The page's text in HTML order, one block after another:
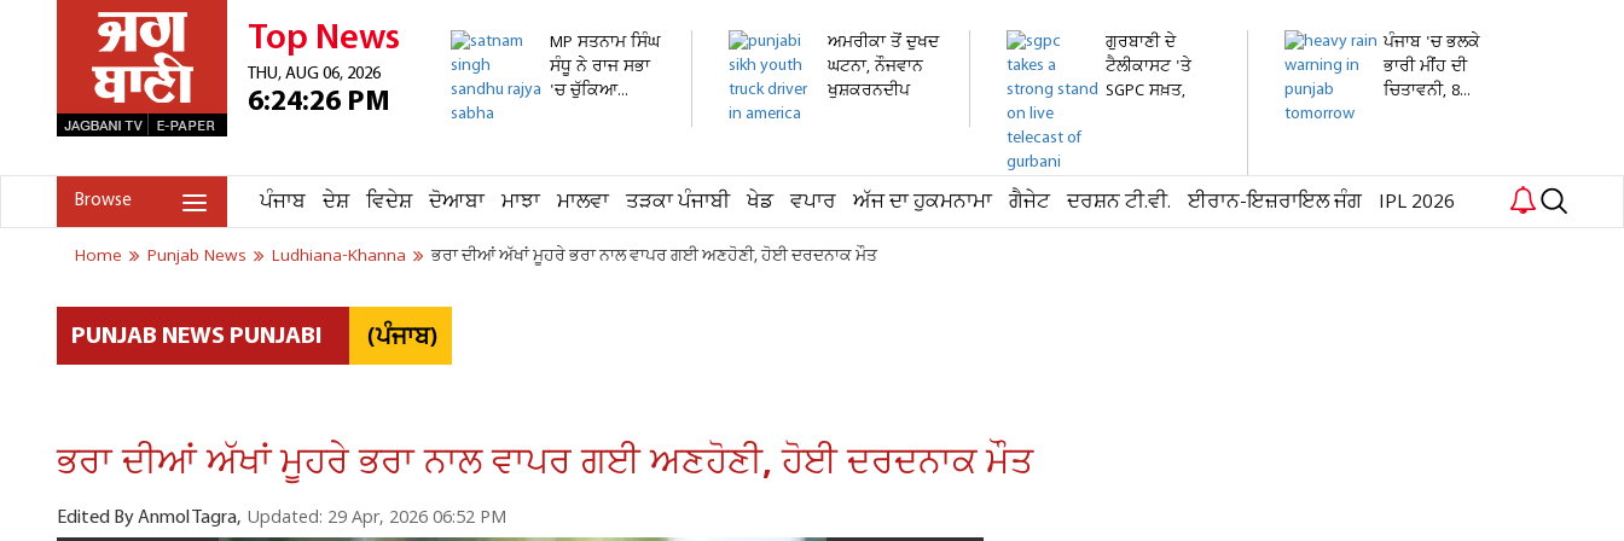
Top News
THU, AUG 06, 2026
6:24:26 PM
MP ਸਤਨਾਮ ਸਿੰਘ
ਸੰਧੂ ਨੇ ਰਾਜ ਸਭਾ
'ਚ ਚੁੱਕਿਆ...
ਅਮਰੀਕਾ ਤੋਂ ਦੁਖਦ
ਘਟਨਾ, ਨੌਜਵਾਨ
ਖੁਸ਼ਕਰਨਦੀਪ
ਗੁਰਬਾਣੀ ਦੇ
ਟੈਲੀਕਾਸਟ 'ਤੇ
SGPC ਸਖ਼ਤ,
ਪੰਜਾਬ 'ਚ ਭਲਕੇ
ਭਾਰੀ ਮੀਂਹ ਦੀ
ਚਿਤਾਵਨੀ, 8...
Browse ਪੰਜਾਬ ਦੇਸ਼ ਵਿਦੇਸ਼ ਦੋਆਬਾ ਮਾਝਾ ਮਾਲਵਾ ਤੜਕਾ ਪੰਜਾਬੀ ਖੇਡ ਵਪਾਰ ਅੱਜ ਦਾ ਹੁਕਮਨਾਮਾ ਗੈਜੇਟ ਦਰਸ਼ਨ ਟੀ.ਵੀ. ਈਰਾਨ-ਇਜ਼ਰਾਇਲ ਜੰਗ IPL 2026
Home Punjab News Ludhiana-Khanna ਭਰਾ ਦੀਆਂ ਅੱਖਾਂ ਮੂਹਰੇ ਭਰਾ ਨਾਲ ਵਾਪਰ ਗਈ ਅਣਹੋਣੀ, ਹੋਈ ਦਰਦਨਾਕ ਮੌਤ
PUNJAB NEWS PUNJABI (ਪੰਜਾਬ)
ਭਰਾ ਦੀਆਂ ਅੱਖਾਂ ਮੂਹਰੇ ਭਰਾ ਨਾਲ ਵਾਪਰ ਗਈ ਅਣਹੋਣੀ, ਹੋਈ ਦਰਦਨਾਕ ਮੌਤ
Edited By Anmol Tagra, Updated: 29 Apr, 2026 06:52 PM